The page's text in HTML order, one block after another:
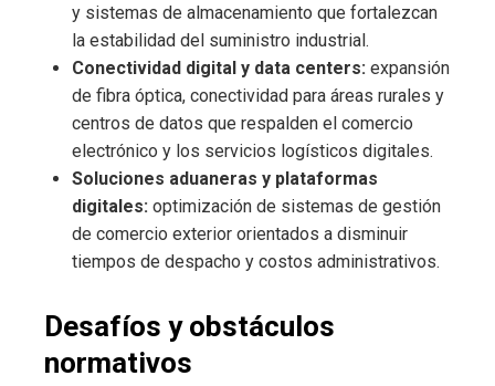
y sistemas de almacenamiento que fortalezcan
la estabilidad del suministro industrial.
Conectividad digital y data centers: expansión
de fibra óptica, conectividad para áreas rurales y
centros de datos que respalden el comercio
electrónico y los servicios logísticos digitales.
Soluciones aduaneras y plataformas
digitales: optimización de sistemas de gestión
de comercio exterior orientados a disminuir
tiempos de despacho y costos administrativos.
Desafíos y obstáculos
normativos